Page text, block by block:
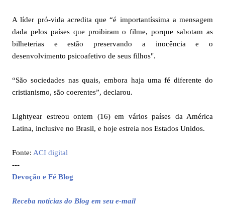
A líder pró-vida acredita que “é importantíssima a mensagem
dada pelos países que proibiram o filme, porque sabotam as
bilheterias e estão preservando a inocência e o
desenvolvimento psicoafetivo de seus filhos".
“São sociedades nas quais, embora haja uma fé diferente do
cristianismo, são coerentes”, declarou.
Lightyear estreou ontem (16) em vários países da América
Latina, inclusive no Brasil, e hoje estreia nos Estados Unidos.
Fonte: ACI digital
---
Devoção e Fé Blog
Receba notícias do Blog em seu e-mail